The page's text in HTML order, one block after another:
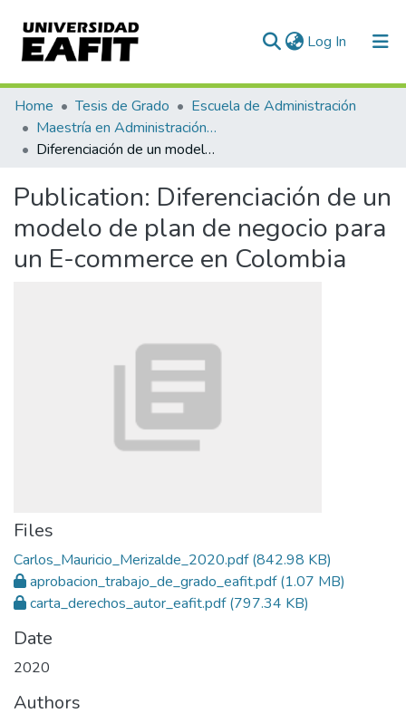
Log In (current)
Communities & Collections
All of DSpace
Home Tesis de Grado
Escuela de Administración
Maestría en Administración - MBA (tesis)
Diferenciación de un modelo de plan de negocio para un E-commerce en Colombia
Publication: Diferenciación de un
modelo de plan de negocio para
un E-commerce en Colombia
Files
Carlos_Mauricio_Merizalde_2020.pdf(842.98 KB)
aprobacion_trabajo_de_grado_eafit.pdf(1.07 MB)
carta_derechos_autor_eafit.pdf(797.34 KB)
Date
2020
Authors